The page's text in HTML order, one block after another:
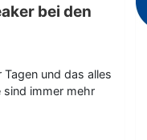
bei den
und das alles
sind immer mehr